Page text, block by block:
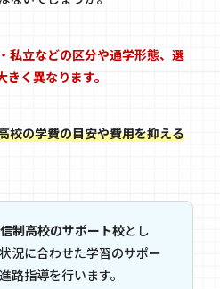
私立などの区分や通学形態、選
く異なります。
校の学費の目安や費用を抑える
制高校のサポート校とし
況に合わせた学習のサポー
路指導を行います。